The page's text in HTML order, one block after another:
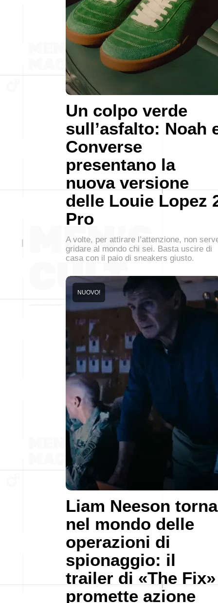
Un colpo verde
sull’asfalto: Noah
Converse
presentano la
nuova versione
delle Louie Lopez
Pro
A volte, per attirare l’attenzione, non
gridare al mondo chi sei. Basta uscire di
casa con il paio di sneakers giusto.
Liam Neeson torna
nel mondo delle
operazioni di
spionaggio: il
trailer di «The Fix»
promette azione
NUOVO!